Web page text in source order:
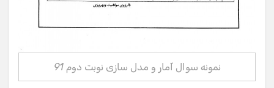
نمونه سوال آمار و مدل سازی نوبت دوم 91